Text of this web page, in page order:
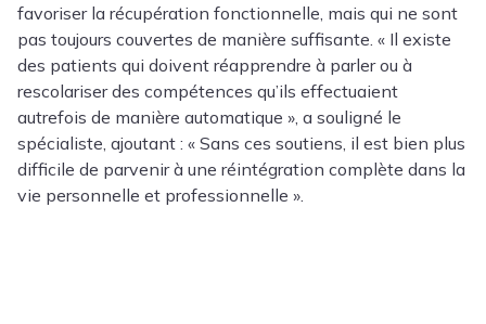
favoriser la récupération fonctionnelle, mais qui ne sont
pas toujours couvertes de manière suffisante. « Il existe
des patients qui doivent réapprendre à parler ou à
rescolariser des compétences qu’ils effectuaient
autrefois de manière automatique », a souligné le
spécialiste, ajoutant : « Sans ces soutiens, il est bien plus
difficile de parvenir à une réintégration complète dans la
vie personnelle et professionnelle ».